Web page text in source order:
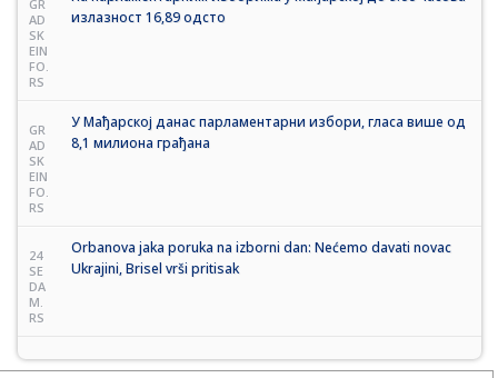
GR
AD
SK
EIN
FO.
RS
излазност 16,89 одсто
GR
AD
SK
EIN
FO.
RS
У Мађарској данас парламентарни избори, гласа више од
8,1 милиона грађана
24
SE
DA
M.
RS
Orbanova jaka poruka na izborni dan: Nećemo davati novac
Ukrajini, Brisel vrši pritisak